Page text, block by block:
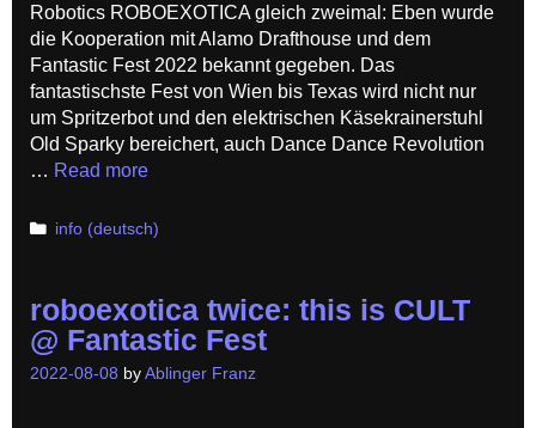
Robotics ROBOEXOTICA gleich zweimal: Eben wurde
die Kooperation mit Alamo Drafthouse und dem
Fantastic Fest 2022 bekannt gegeben. Das
fantastischste Fest von Wien bis Texas wird nicht nur
um Spritzerbot und den elektrischen Käsekrainerstuhl
Old Sparky bereichert, auch Dance Dance Revolution
… Read more
Categories
info (deutsch)
roboexotica twice: this is CULT
@ Fantastic Fest
2022-08-08 by Ablinger Franz